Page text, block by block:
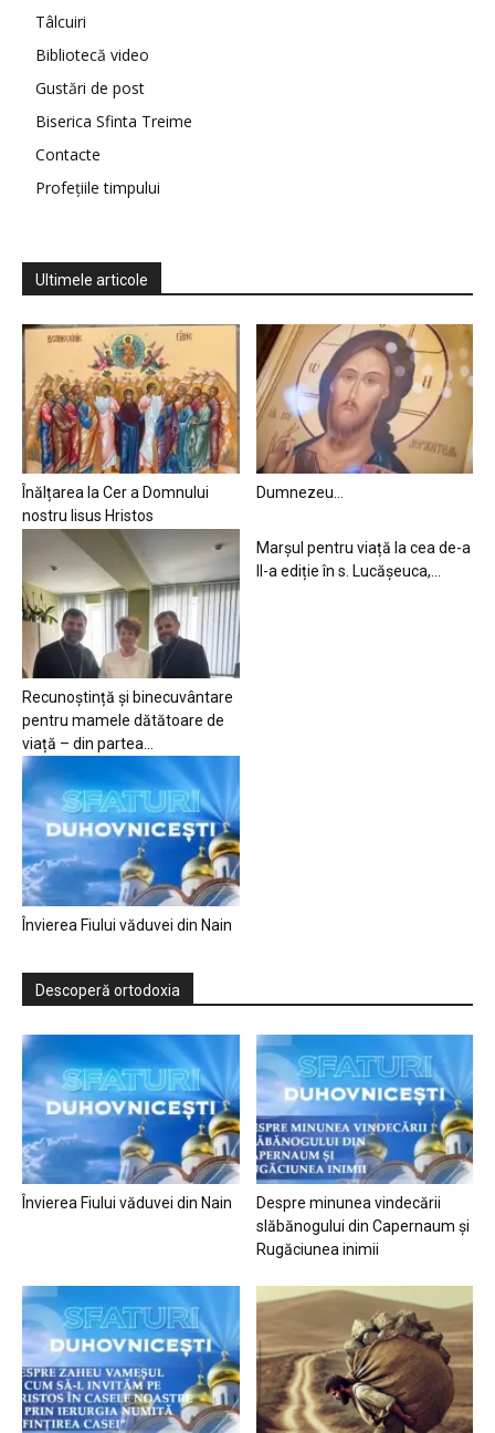
Tâlcuiri
Bibliotecă video
Gustări de post
Biserica Sfinta Treime
Contacte
Profețiile timpului
Ultimele articole
Înălțarea la Cer a Domnului
nostru Iisus Hristos
Dumnezeu…
Recunoștință și binecuvântare
pentru mamele dătătoare de
viață – din partea...
Marșul pentru viață la cea de-a
II-a ediție în s. Lucășeuca,...
Învierea Fiului văduvei din Nain
Descoperă ortodoxia
Învierea Fiului văduvei din Nain
Despre minunea vindecării
slăbănogului din Capernaum și
Rugăciunea inimii